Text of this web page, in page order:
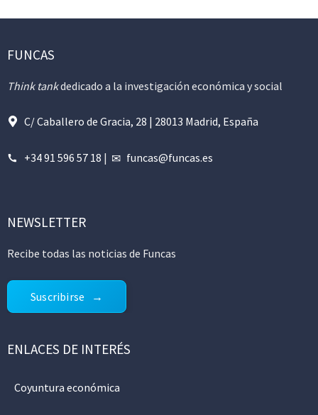
FUNCAS
Think tankdedicado a la investigación económica y social
C/ Caballero de Gracia, 28 | 28013 Madrid, España
+34 91 596 57 18 | funcas@funcas.es
NEWSLETTER
Recibe todas las noticias de Funcas
Suscribirse
ENLACES DE INTERÉS
Coyuntura económica